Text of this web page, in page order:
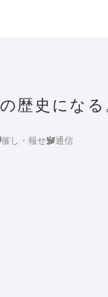
歴史にな
催し・報せ 通信